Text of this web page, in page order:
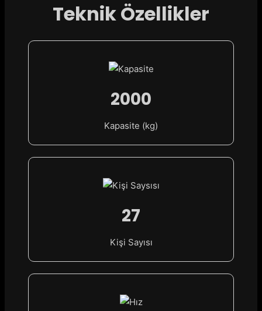
Teknik Özellikler
2000
Kapasite (kg)
27
Kişi Sayısı